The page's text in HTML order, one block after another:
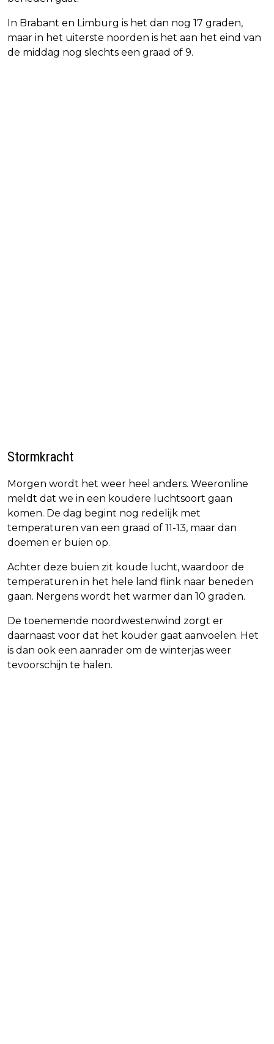
In Brabant en Limburg is het dan nog 17 graden,
maar in het uiterste noorden is het aan het eind van
de middag nog slechts een graad of 9.
Stormkracht
Morgen wordt het weer heel anders. Weeronline
meldt dat we in een koudere luchtsoort gaan
komen. De dag begint nog redelijk met
temperaturen van een graad of 11-13, maar dan
doemen er buien op.
Achter deze buien zit koude lucht, waardoor de
temperaturen in het hele land flink naar beneden
gaan. Nergens wordt het warmer dan 10 graden.
De toenemende noordwestenwind zorgt er
daarnaast voor dat het kouder gaat aanvoelen. Het
is dan ook een aanrader om de winterjas weer
tevoorschijn te halen.